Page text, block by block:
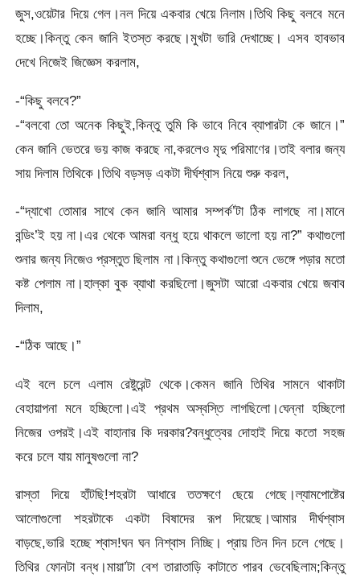
জুস,ওয়েটার দিয়ে গেল।নল দিয়ে একবার খেয়ে নিলাম।তিথি কিছু বলবে মনে
হচ্ছে।কিন্তু কেন জানি ইতস্ত করছে।মুখটা ভারি দেখাচ্ছে। এসব হাবভাব
দেখে নিজেই জিজ্ঞেস করলাম,
-“কিছু বলবে?”
-“বলবো তো অনেক কিছুই,কিন্তু তুমি কি ভাবে নিবে ব্যাপারটা কে জানে।”
কেন জানি ভেতরে ভয় কাজ করছে না,করলেও মৃদু পরিমাণের।তাই বলার জন্য
সায় দিলাম তিথিকে।তিথি বড়সড় একটা দীর্ঘশ্বাস নিয়ে শুরু করল,
-“দ্যাখো তোমার সাথে কেন জানি আমার সম্পর্ক’টা ঠিক লাগছে না।মানে
বন্ডিং’ই হয় না।এর থেকে আমরা বন্ধু হয়ে থাকলে ভালো হয় না?” কথাগুলো
শুনার জন্য নিজেও প্রস্তুত ছিলাম না।কিন্তু কথাগুলো শুনে ভেঙ্গে পড়ার মতো
কষ্ট পেলাম না।হাল্কা বুক ব্যাথা করছিলো।জুসটা আরো একবার খেয়ে জবাব
দিলাম,
-“ঠিক আছে।”
এই বলে চলে এলাম রেষ্টুরেন্ট থেকে।কেমন জানি তিথির সামনে থাকাটা
বেহায়াপনা মনে হচ্ছিলো।এই প্রথম অস্বস্তি লাগছিলো।ঘেন্না হচ্ছিলো
নিজের ওপরই।এই বাহানার কি দরকার?বন্ধুত্বের দোহাই দিয়ে কতো সহজ
করে চলে যায় মানুষগুলো না?
রাস্তা দিয়ে হাঁটছি!শহরটা আধারে ততক্ষণে ছেয়ে গেছে।ল্যামপোষ্টের
আলোগুলো শহরটাকে একটা বিষাদের রূপ দিয়েছে।আমার দীর্ঘশ্বাস
বাড়ছে,ভারি হচ্ছে শ্বাস!ঘন ঘন নিশ্বাস নিচ্ছি। প্রায় তিন দিন চলে গেছে।
তিথির ফোনটা বন্ধ।মায়া’টা বেশ তারাতাড়ি কাটাতে পারব ভেবেছিলাম;কিন্তু